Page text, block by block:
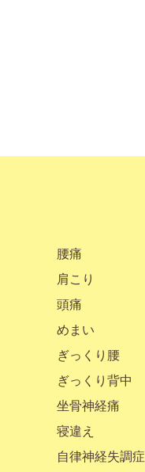
腰痛
肩こり
頭痛
めまい
ぎっくり腰
ぎっくり背中
坐骨神経痛
寝違え
自律神経失調症